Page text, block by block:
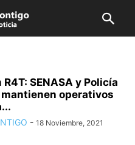
SENASA y Policía
operativos
- 18 Noviembre, 2021